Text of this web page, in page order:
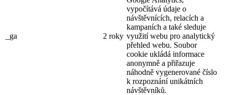
_ga 2 roky
vypočítává údaje o
návštěvnících, relacích a
kampaních a také sleduje
využití webu pro analytický
přehled webu. Soubor
cookie ukládá informace
anonymně a přiřazuje
náhodně vygenerované číslo
k rozpoznání unikátních
návštěvníků.